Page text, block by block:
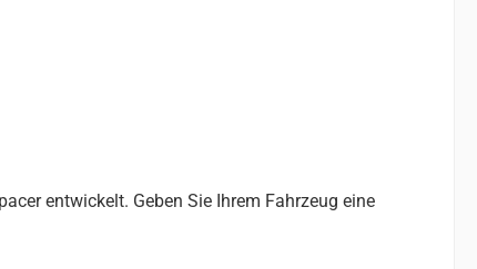
entwickelt. Geben Sie Ihrem Fahrzeug eine